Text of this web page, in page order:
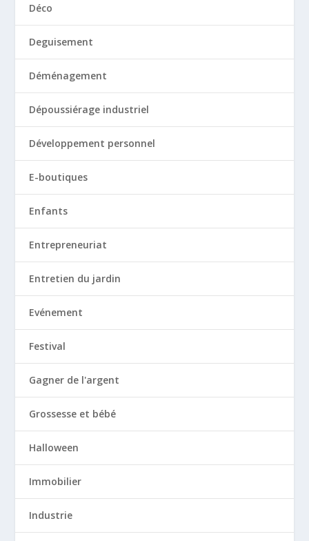
Déco
Deguisement
Déménagement
Dépoussiérage industriel
Développement personnel
E-boutiques
Enfants
Entrepreneuriat
Entretien du jardin
Evénement
Festival
Gagner de l'argent
Grossesse et bébé
Halloween
Immobilier
Industrie